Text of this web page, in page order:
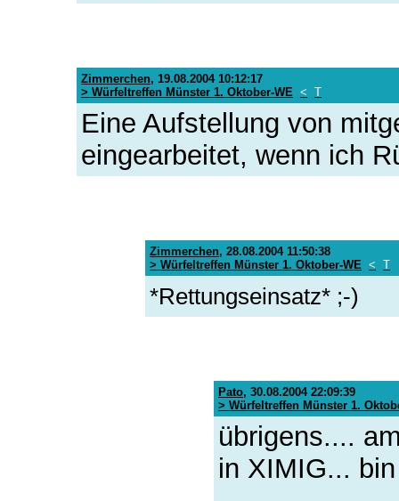
Zimmerchen, 19.08.2004 10:12:17
> Würfeltreffen Münster 1. Oktober-WE < T
Eine Aufstellung von
eingearbeitet, wenn ich
Zimmerchen, 28.08.2004 11:50:38
> Würfeltreffen Münster 1. Oktober-WE < T
*Rettungseinsatz* ;-)
Pato, 30.08.2004 22:09:39
> Würfeltreffen Münster 1.
übrigens....
in XIMIG...